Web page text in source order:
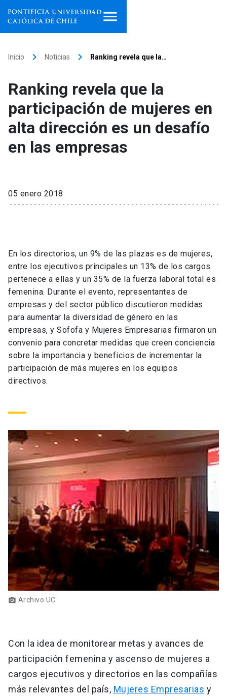
Facultades, escuelas e
institutos
Investigación
Información para keyboard_arrow_down
Futuros estudiantes
Estudiantes
Académicos
Personal
Alumni
Padres y familia
Vecinos
Go to english site
ACCESOS DIRECTOS
Admisión launch
Mi Cuenta UC launch
Correo UC
Donaciones launch
Inicio keyboard_arrow_right Noticias keyboard_arrow_right Ranking revela que la…
Ranking revela que la
participación de mujeres en
alta dirección es un desafío
en las empresas
05 enero 2018
En los directorios, un 9% de las plazas es de mujeres,
entre los ejecutivos principales un 13% de los cargos
pertenece a ellas y un 35% de la fuerza laboral total es
femenina. Durante el evento, representantes de
empresas y del sector público discutieron medidas
para aumentar la diversidad de género en las
empresas, y Sofofa y Mujeres Empresarias firmaron un
convenio para concretar medidas que creen conciencia
sobre la importancia y beneficios de incrementar la
participación de más mujeres en los equipos
directivos.
photo_camera Archivo UC
Con la idea de monitorear metas y avances de
participación femenina y ascenso de mujeres a
cargos ejecutivos y directorios en las compañías
más relevantes del país, Mujeres Empresarias y